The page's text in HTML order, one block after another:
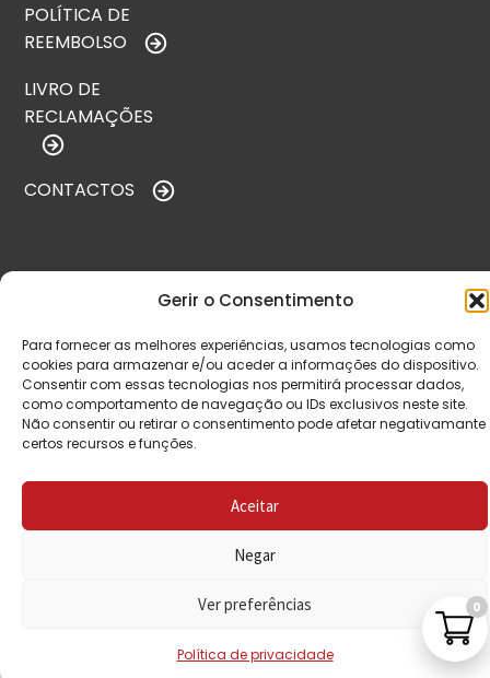
Gerir o Consentimento
Para fornecer as melhores experiências, usamos tecnologias como
cookies para armazenar e/ou aceder a informações do dispositivo.
Consentir com essas tecnologias nos permitirá processar dados,
como comportamento de navegação ou IDs exclusivos neste site.
Não consentir ou retirar o consentimento pode afetar negativamante
certos recursos e funções.
Aceitar
Negar
Ver preferências
Política de privacidade
POLÍTICA DE
REEMBOLSO
LIVRO DE
RECLAMAÇÕES
CONTACTOS
© Copyright 2026 Saída de Emergência. Todos os
direitos reservados.
0